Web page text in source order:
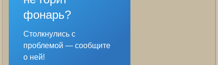
фонарь?
Столкнулись с
проблемой — сообщите
о ней!